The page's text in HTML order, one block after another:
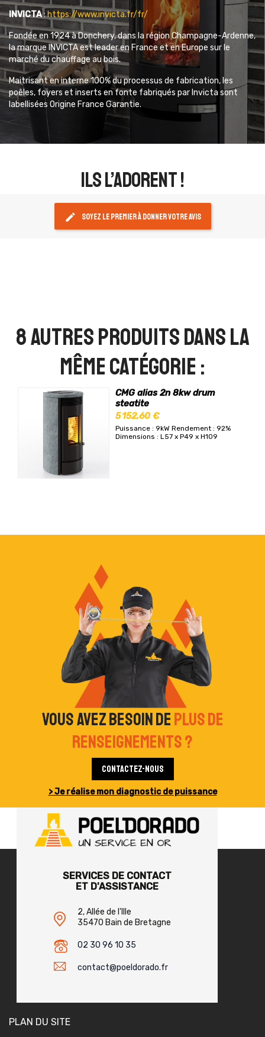
INVICTA:https://www.invicta.fr/fr/
Fondée en 1924 à Donchery, dans la région Champagne-Ardenne,
la marque INVICTA est leader en France et en Europe sur le
marché du chauffage au bois.
Maitrisant en interne 100% du processus de fabrication, les
poêles, foyers et inserts en fonte fabriqués par Invicta sont
labellisées Origine France Garantie.
ils l’adorent !
edit Soyez le premier à donner votre avis
8 autres produits dans la
même catégorie :
CMG alias 2n 8kw drum
steatite
5 152,60 €
Puissance : 9kW Rendement : 92%
Dimensions : L57 x P49 x H109
Vous avez besoin deplus de
renseignements ?
Contactez-nous
> Je réalise mon diagnostic de puissance
SERVICES DE CONTACT
ET D'ASSISTANCE
2, Allée de l'Ille
35470 Bain de Bretagne
02 30 96 10 35
contact@poeldorado.fr
PLAN DU SITE